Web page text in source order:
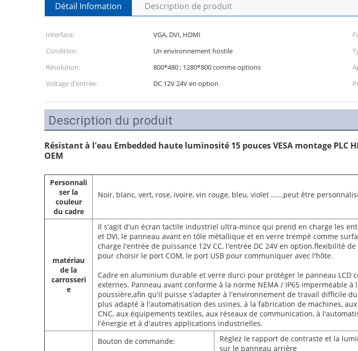
Détail Infomation Description de produit
Interface: VGA, DVI, HDMI
Condition:
Un environnement hostile
Résolution:
800*480 ; 1280*800 comme options
Voltage d'entrée:
DC 12V 24V en option
Description du produit
Résistant à l'eau Embedded haute luminosité 15 pouces VESA montage
OEM
Personnali
ser la
couleur
du cadre
Noir, blanc, vert, rose, ivoire, vin rouge, bleu, violet ......peut être
matériau
de la
carrosseri
e
Il s'agit d'un écran tactile industriel ultra-mince qui prend en charge les
et DVI, le panneau avant en tôle métallique et en verre trempé comme
charge l'entrée de puissance 12V CC, l'entrée DC 24V en option.flexibilité
pour choisir le port COM, le port USB pour communiquer avec l'hôte.
Cadre en aluminium durable et verre durci pour protéger le panneau LCD
externes. Panneau avant conforme à la norme NEMA / IP65 imperméable à
poussière,afin qu'il puisse s'adapter à l'environnement de travail difficile
plus adapté à l'automatisation des usines, à la fabrication de machines,
CNC, aux équipements textiles, aux réseaux de communication, à
l'énergie et à d'autres applications industrielles.
Bouton de commande:
Réglez le rapport de contraste et la
sur le panneau arrière